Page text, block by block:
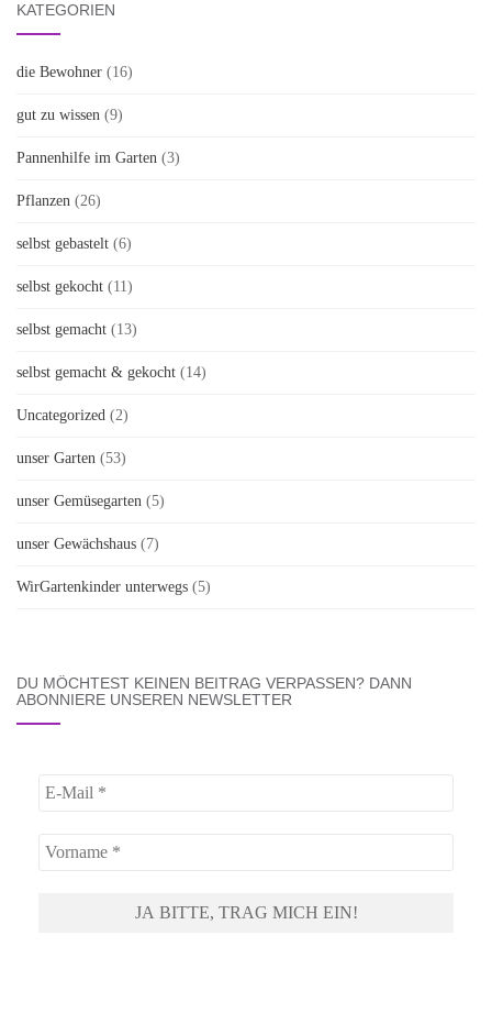
KATEGORIEN
die Bewohner (16)
gut zu wissen (9)
Pannenhilfe im Garten (3)
Pflanzen (26)
selbst gebastelt (6)
selbst gekocht (11)
selbst gemacht (13)
selbst gemacht & gekocht (14)
Uncategorized (2)
unser Garten (53)
unser Gemüsegarten (5)
unser Gewächshaus (7)
WirGartenkinder unterwegs (5)
DU MÖCHTEST KEINEN BEITRAG VERPASSEN? DANN
ABONNIERE UNSEREN NEWSLETTER